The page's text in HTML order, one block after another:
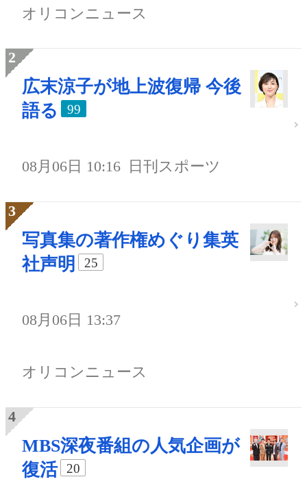
オリコンニュース
広末涼子が地上波復帰 今後
語る
99
08月06日 10:16 日刊スポーツ
写真集の著作権めぐり集英
社声明
25
08月06日 13:37
オリコンニュース
MBS深夜番組の人気企画が
復活
20